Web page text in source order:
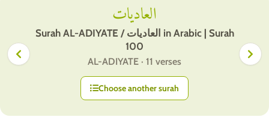
العاديات
Surah AL-ADIYATE / العاديات in Arabic | Surah
100
AL-ADIYATE · 11 verses
Choose another surah